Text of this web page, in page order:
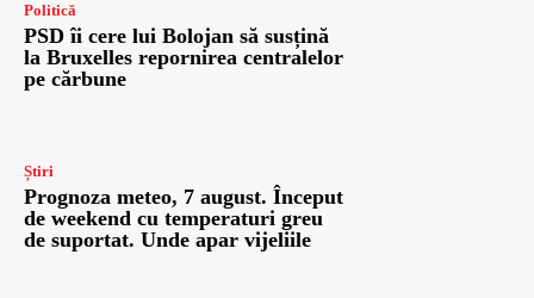
Politică
PSD îi cere lui Bolojan să susțină
la Bruxelles repornirea centralelor
pe cărbune
Știri
Prognoza meteo, 7 august. Început
de weekend cu temperaturi greu
de suportat. Unde apar vijeliile